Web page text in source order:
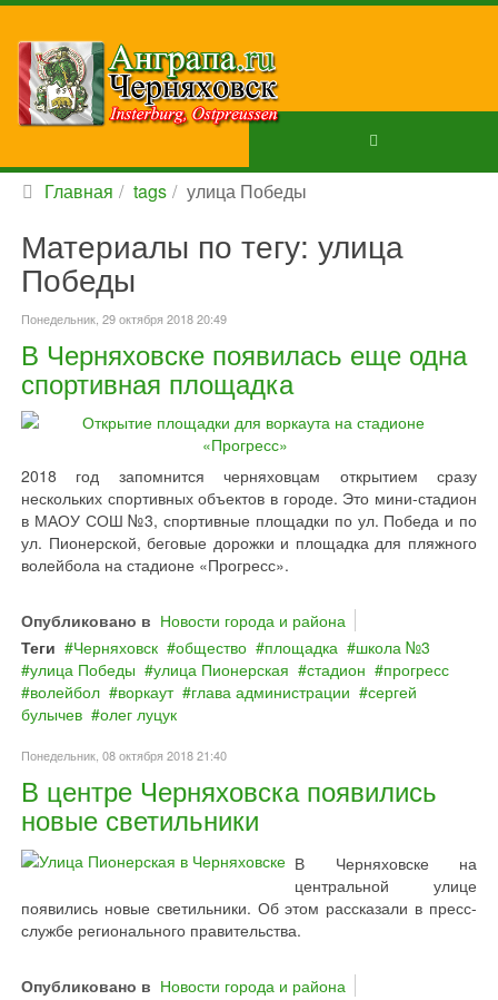
Главная tags улица Победы
Материалы по тегу: улица
Победы
Понедельник, 29 октября 2018 20:49
В Черняховске появилась еще одна
спортивная площадка
2018 год запомнится черняховцам открытием сразу
нескольких спортивных объектов в городе. Это мини-стадион
в МАОУ СОШ №3, спортивные площадки по ул. Победа и по
ул. Пионерской, беговые дорожки и площадка для пляжного
волейбола на стадионе «Прогресс».
Опубликовано в Новости города и района
Теги
Черняховск общество площадка
школа №3
улица Победы
улица Пионерская стадион
прогресс
волейбол
воркаут глава администрации
сергей
булычев
олег луцук
Понедельник, 08 октября 2018 21:40
В центре Черняховска появились
новые светильники
В Черняховске на
центральной улице
появились новые светильники. Об этом рассказали в пресс-
службе регионального правительства.
Опубликовано в Новости города и района